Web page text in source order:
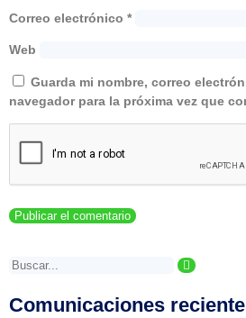
Correo electrónico *
Web
Guarda mi nombre, correo
navegador para la próxima vez que
Comunicaciones